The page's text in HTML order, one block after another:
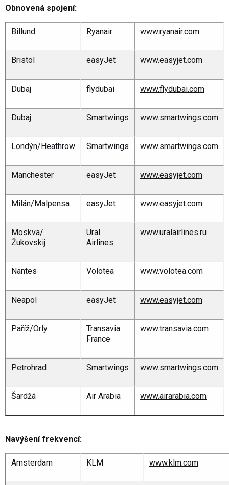
Obnovená spojení:
Billund Ryanair www.ryanair.com
Bristol easyJet www.easyjet.com
Dubaj flydubai www.flydubai.com
Dubaj Smartwings www.smartwings.com
Londýn/Heathrow Smartwings www.smartwings.com
Manchester easyJet www.easyjet.com
Milán/Malpensa easyJet www.easyjet.com
Moskva/
Žukovskij
Ural
Airlines
www.uralairlines.ru
Nantes Volotea www.volotea.com
Neapol easyJet www.easyjet.com
Paříž/Orly
Transavia
France
www.transavia.com
Petrohrad Smartwings www.smartwings.com
Šardžá Air Arabia www.airarabia.com
Navýšení frekvencí:
Amsterdam KLM www.klm.com